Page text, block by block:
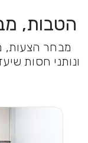
הטבות,
מבחר הצעות,
ונותני חסות